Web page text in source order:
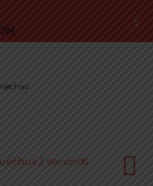
2 seconds